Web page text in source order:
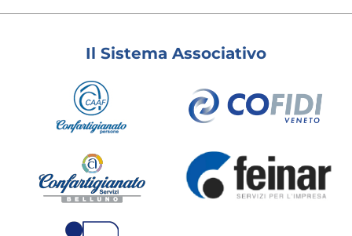
Il Sistema Associativo